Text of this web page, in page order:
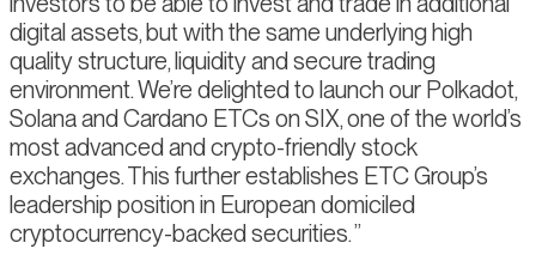
digital assets, but with the same underlying high
quality structure, liquidity and secure trading
environment. We’re delighted to launch our Polkadot,
Solana and Cardano ETCs on SIX, one of the world’s
most advanced and crypto-friendly stock
exchanges. This further establishes ETC Group’s
leadership position in European domiciled
cryptocurrency-backed securities.